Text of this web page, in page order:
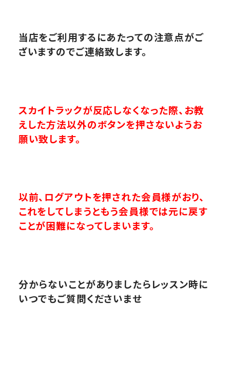
当店をご利用するにあたっての注意点がご
ざいますのでご連絡致します。
スカイトラックが反応しなくなった際、お教
えした方法以外のボタンを押さないようお
願い致します。
以前、ログアウトを押された会員様がおり、
これをしてしまうともう会員様では元に戻す
ことが困難になってしまいます。
分からないことがありましたらレッスン時に
いつでもご質問くださいませ